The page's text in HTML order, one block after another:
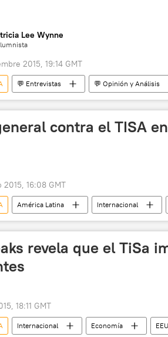
Lee Wynne
2015, 19:14 GMT
💬 Entrevistas 💬 Opinión y Análisis
Alberto Couriel Tabaré Vázquez
contra el TISA
2015, 16:08 GMT
América Latina Internacional
Roberto Kreimerman
PIT-CNT
revela que el TiSa
18:11 GMT
Internacional Economía